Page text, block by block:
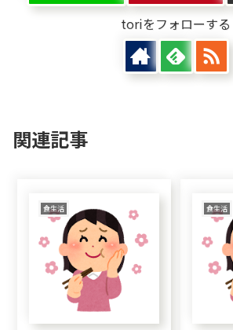
toriをフォローする
関連記事
食生活 食生活